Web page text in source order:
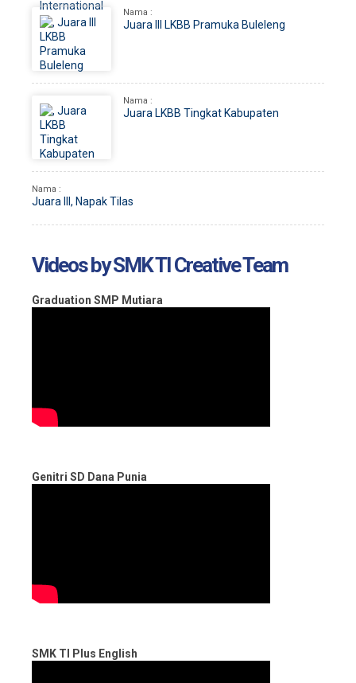
Nama :
Juara III LKBB Pramuka Buleleng
Nama :
Juara LKBB Tingkat Kabupaten
Nama :
Juara III, Napak Tilas
Videos by SMK TI Creative Team
Graduation SMP Mutiara
Genitri SD Dana Punia
SMK TI Plus English